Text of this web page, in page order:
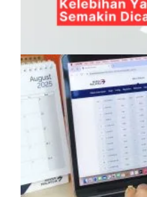
Anak Mampu
Bahasa: Kelebihan